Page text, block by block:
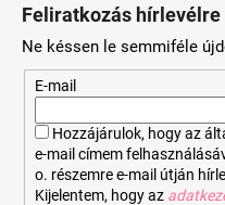
Feliratkozás hírlevélre
Ne késsen le semmiféle
E-mail
Hozzájárulok, hogy az
e-mail címem
o. részemre e-mail útján
Kijelentem, hogy az